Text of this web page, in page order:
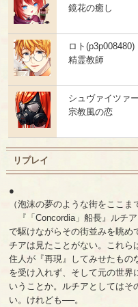
鏡花の癒し
ロト(p3p008480)
精霊教師
シュヴァイツァ
宗教風の恋
リプレイ
●
（泡沫の夢のような街をここ
『「Concordia」船長』ルチ
で駆けながらその街並みを眺め
チアは見たことがない。これら
住人が『再現』してみせたもの
を受け入れず、そして元の世界
いうことか。ルチアとしてはそ
い。けれども──。